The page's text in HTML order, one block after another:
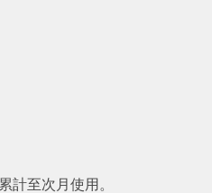
計至次月使用。